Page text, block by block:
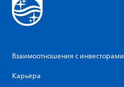
Взаимоотношения с инвесторами
Карьера